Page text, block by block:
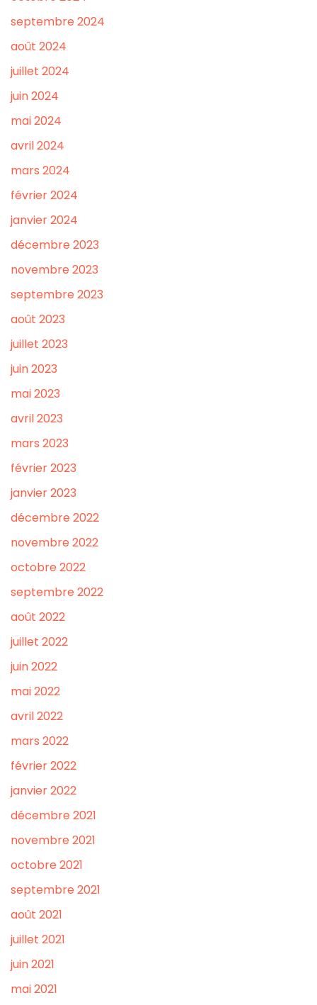
septembre 2024
août 2024
juillet 2024
juin 2024
mai 2024
avril 2024
mars 2024
février 2024
janvier 2024
décembre 2023
novembre 2023
septembre 2023
août 2023
juillet 2023
juin 2023
mai 2023
avril 2023
mars 2023
février 2023
janvier 2023
décembre 2022
novembre 2022
octobre 2022
septembre 2022
août 2022
juillet 2022
juin 2022
mai 2022
avril 2022
mars 2022
février 2022
janvier 2022
décembre 2021
novembre 2021
octobre 2021
septembre 2021
août 2021
juillet 2021
juin 2021
mai 2021